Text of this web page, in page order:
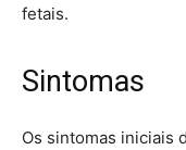
fetais.
Sintomas
Os sintomas iniciais